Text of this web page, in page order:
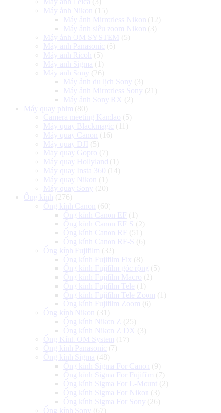
Máy ảnh Leica
Máy ảnh Nikon
(15)
Máy ảnh Mirrorless Nikon
(12)
Máy ảnh siêu zoom Nikon
(3)
Máy ảnh OM SYSTEM (5)
Máy ảnh Panasonic (6)
Máy ảnh Ricoh
(5)
Máy ảnh Sigma (1)
Máy ảnh Sony (26)
Máy ảnh du lịch Sony (3)
Máy ảnh Mirrorless Sony (21)
Máy ảnh Sony RX (2)
Máy quay phim (80)
Camera meeting Kandao (5)
Máy quay Blackmagic (11)
Máy quay Canon
(16)
Máy quay DJI (5)
Máy quay Gopro (7)
Máy quay Hollyland
(1)
Máy quay Insta 360 (14)
Máy quay Nikon
(1)
Máy quay Sony (20)
Ống kính
(276)
Ống kính Canon
(60)
Ống kính Canon EF
(1)
Ống kính Canon EF-S (2)
Ống kính Canon RF
(51)
Ống kính Canon RF-S (6)
Ống kính Fujifilm (32)
Ống kính Fujifilm Fix (8)
Ống kính Fujifilm góc rộng (5)
Ống kính Fujifilm Macro (2)
Ống kính Fujifilm Tele (1)
Ống kính Fujifilm Tele Zoom (1)
Ống kính Fujifilm Zoom (6)
Ống kính Nikon
(31)
Ống kính Nikon Z (25)
Ống kính Nikon Z DX (3)
Ống Kính OM System (17)
Ống kính Panasonic (7)
Ống kính Sigma (48)
Ống kính Sigma For Canon
(9)
Ống kính Sigma For Fujifilm (7)
Ống kính Sigma For L-Mount (2)
Ống kính Sigma For Nikon
(3)
Ống kính Sigma For Sony (26)
Ống kính Sony (67)